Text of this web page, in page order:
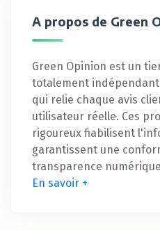
A propos de Green
Green Opinion est un
totalement
qui relie chaque avis
utilisateur réelle. Ces
rigoureux fiabilisent
garantissent une
transparence
En savoir +